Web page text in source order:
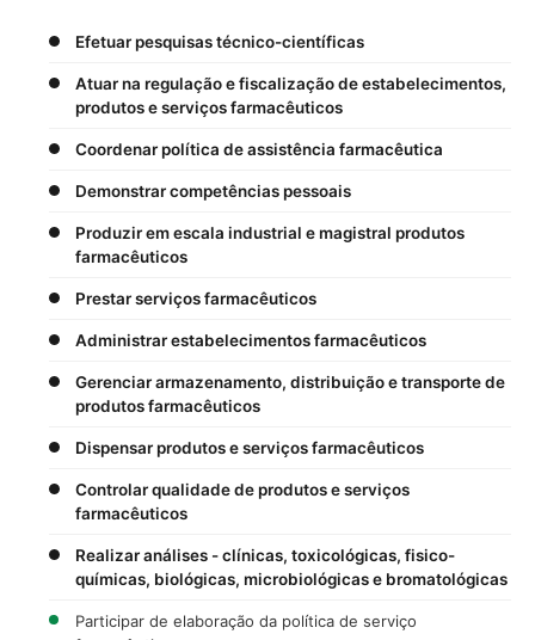
Efetuar pesquisas técnico-científicas
Atuar na regulação e fiscalização de estabelecimentos,
produtos e serviços farmacêuticos
Coordenar política de assistência farmacêutica
Demonstrar competências pessoais
Produzir em escala industrial e magistral produtos
farmacêuticos
Prestar serviços farmacêuticos
Administrar estabelecimentos farmacêuticos
Gerenciar armazenamento, distribuição e transporte de
produtos farmacêuticos
Dispensar produtos e serviços farmacêuticos
Controlar qualidade de produtos e serviços
farmacêuticos
Realizar análises - clínicas, toxicológicas, fisico-
químicas, biológicas, microbiológicas e bromatológicas
Participar de elaboração da política de serviço